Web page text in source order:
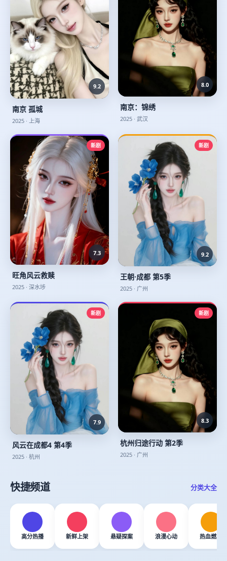
9.2
南京 孤城
2025 · 上海
8.0
南京：锦绣
2025 · 武汉
新剧
7.3
旺角风云救赎
2025 · 深水埗
新剧
9.2
王朝·成都 第5季
2025 · 广州
新剧
7.9
风云在成都4 第4季
2025 · 杭州
新剧
8.3
杭州归途行动 第2季
2025 · 广州
快捷频道 分类大全
高分热播 新鲜上架 悬疑探案 浪漫心动 热血燃场